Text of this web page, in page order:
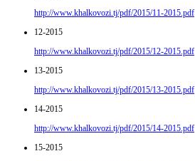
http://www.khalkovozi.tj/pdf/2015/11-2015.pdf
12-2015
http://www.khalkovozi.tj/pdf/2015/12-2015.pdf
13-2015
http://www.khalkovozi.tj/pdf/2015/13-2015.pdf
14-2015
http://www.khalkovozi.tj/pdf/2015/14-2015.pdf
15-2015